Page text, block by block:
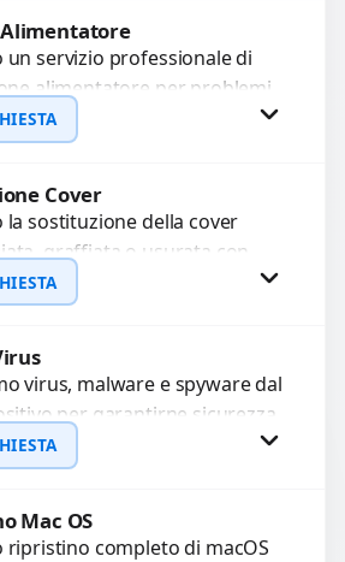
Richiedi Preventivo
WhatsApp
servizio professionale di
alimentatore per problemi
bruciato, corto
cali di
Richiedi Preventivo
WhatsApp
Cover
sostituzione della cover
graffiata o usurata con
alta qualità e garantiti.
l’aspetto estetico e...
Richiedi Preventivo
WhatsApp
virus, malware e spyware dal
per garantirne sicurezza
ottimali. Eseguiamo una
approfondita e una...
Richiedi Preventivo
Mac OS
completo di macOS